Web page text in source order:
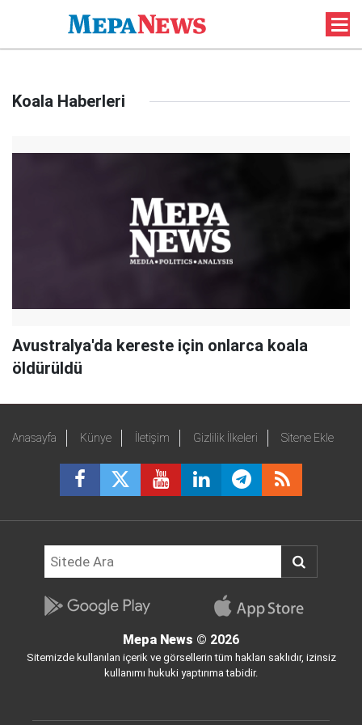
Koala Haberleri
Avustralya'da kereste için onlarca koala
öldürüldü
Anasayfa Künye İletişim Gizlilik İlkeleri Sitene Ekle
Mepa News © 2026
Sitemizde kullanılan içerik ve görsellerin tüm hakları saklıdır, izinsiz
kullanımı hukuki yaptırıma tabidir.